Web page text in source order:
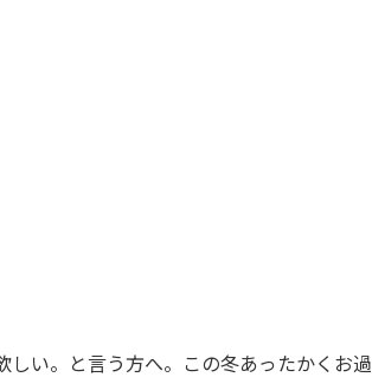
い。と言う方へ。この冬あったかくお過